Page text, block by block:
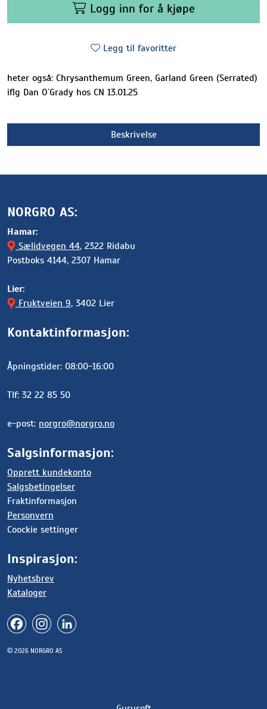
Logg inn for å kjøpe
Legg til favoritter
heter også: Chrysanthemum Green, Garland Green (Serrated)
iflg Dan O`Grady hos CN 13.01.25
Beskrivelse
NORGRO AS:
Hamar:
Sælidvegen 44, 2322 Ridabu
Postboks 4144, 2307 Hamar
Lier:
Fruktveien 9, 3402 Lier
Kontaktinformasjon:
Åpningstider: 08:00-16:00
Tlf: 32 22 85 50
e-post: norgro@norgro.no
Salgsinformasjon:
Opprett kundekonto
Salgsbetingelser
Fraktinformasjon
Personvern
Coockie settinger
Inspirasjon:
Nyhetsbrev
Kataloger
© 2026 NORGRO AS